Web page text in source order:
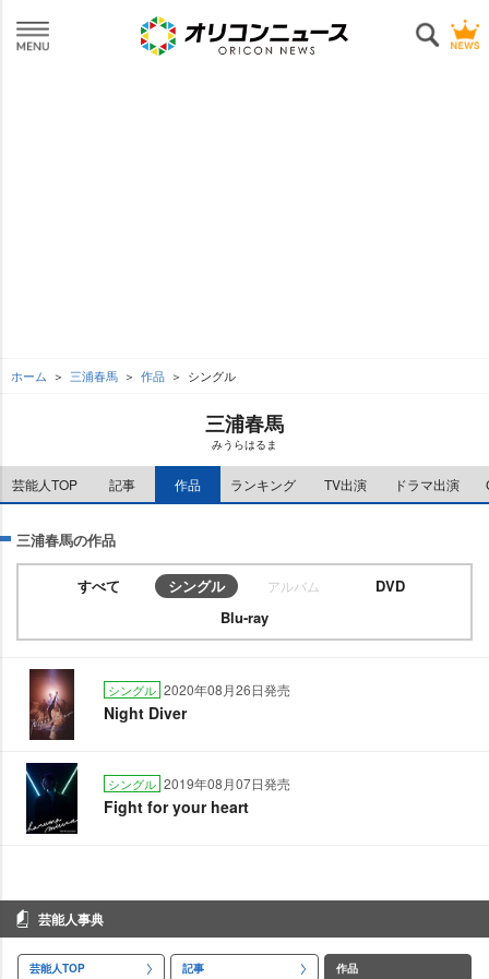
ホーム 三浦春馬 作品 シングル
三浦春馬
みうらはるま
芸能人TOP 記事 作品 ランキング TV出演 ドラマ出演
三浦春馬の作品
すべて シングル アルバム
DVD
Blu-ray
シングル 2020年08月26日発売
Night Diver
シングル 2019年08月07日発売
Fight for your heart
芸能人事典
芸能人TOP 記事 作品